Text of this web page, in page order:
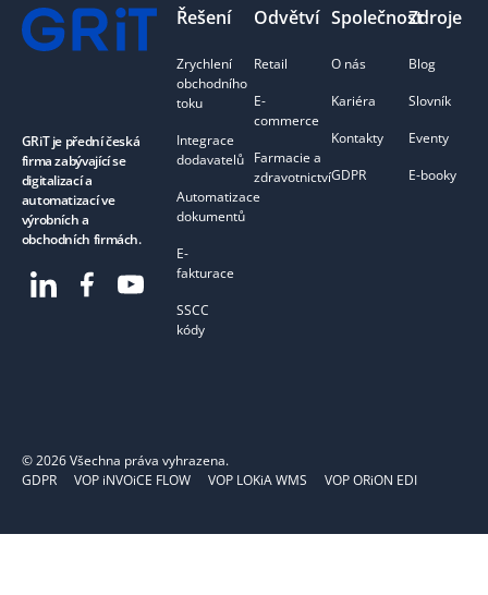
GRiT je přední česká
firma zabývající se
digitalizací a
automatizací ve
výrobních a
obchodních firmách.
Řešení
Zrychlení
obchodního
toku
Integrace
dodavatelů
Automatizace
dokumentů
E-
fakturace
SSCC
kódy
Odvětví
Retail
E-
commerce
Farmacie a
zdravotnictví
Společnost
O nás
Kariéra
Kontakty
GDPR
Zdroje
Blog
Slovník
Eventy
E-booky
©2026Všechna práva vyhrazena.
GDPR
VOP iNVOiCE FLOW VOP LOKiA WMS VOP ORiON EDI